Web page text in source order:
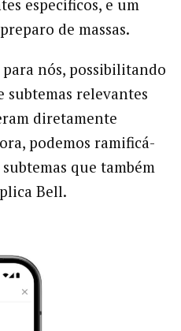
específicos, e um
de massas.
nós, possibilitando
subtemas relevantes
diretamente
podemos ramificá-
que também
Bell.